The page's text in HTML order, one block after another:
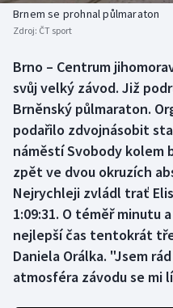
Biatlon
Box
Curling
Dostihy
Florbal
Futsal
Golf
Aplikace ČT sport
Brnem se prohnal půlmaraton
Zdroj: ČT sport
Brno – Centrum
svůj velký závod. Již
Brněnský půlmaraton.
podařilo zdvojnásobit
náměstí Svobody kolem
zpět ve dvou okruzích
Nejrychleji zvládl trať
1:09:31. O téměř minutu
nejlepší čas tentokrát
Daniela Orálka. "Jsem
atmosféra závodu se mi